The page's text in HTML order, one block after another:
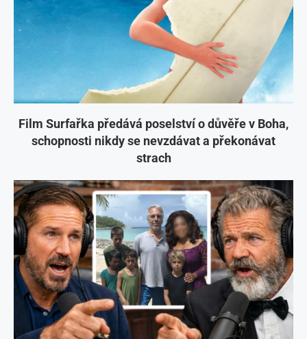
Film Surfařka předává poselství o důvěře v Boha,
schopnosti nikdy se nevzdávat a překonávat
strach